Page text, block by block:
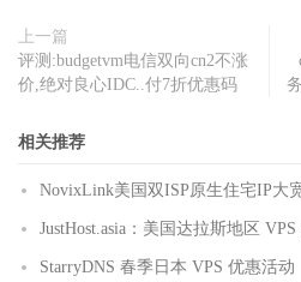
上一篇
评测:budgetvm电信双向cn2不涨
价,绝对良心IDC..付7折优惠码
相关推荐
NovixLink美国双ISP原生住宅IP大
JustHost.asia：美国达拉斯地区
StarryDNS 春季日本 VPS 优惠活动